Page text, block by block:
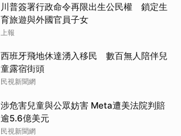
川普簽署行政命令再限出生公民權 鎖定生
育旅遊與外國官員子女
上報
西班牙飛地休達湧入移民 數百無人陪伴兒
童露宿街頭
民視新聞網
涉危害兒童與公眾妨害 Meta遭美法院判賠
逾5.6億美元
民視新聞網